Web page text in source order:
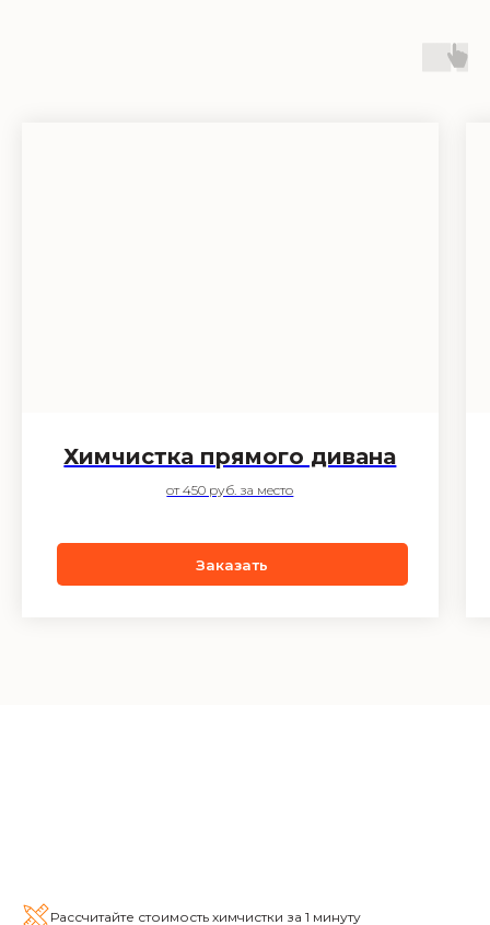
Химчистка прямого дивана
от 450 руб. за место
Заказать
Рассчитайте стоимость химчистки за 1 минуту